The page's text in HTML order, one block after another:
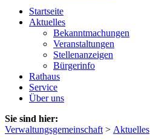
Startseite
Aktuelles
Bekanntmachungen
Veranstaltungen
Stellenanzeigen
Bürgerinfo
Rathaus
Service
Über uns
Sie sind hier:
Verwaltungsgemeinschaft > Aktuelles